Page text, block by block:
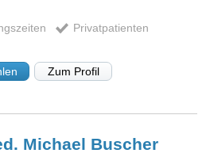
Privatpatienten
Zum Profil
Michael Buscher